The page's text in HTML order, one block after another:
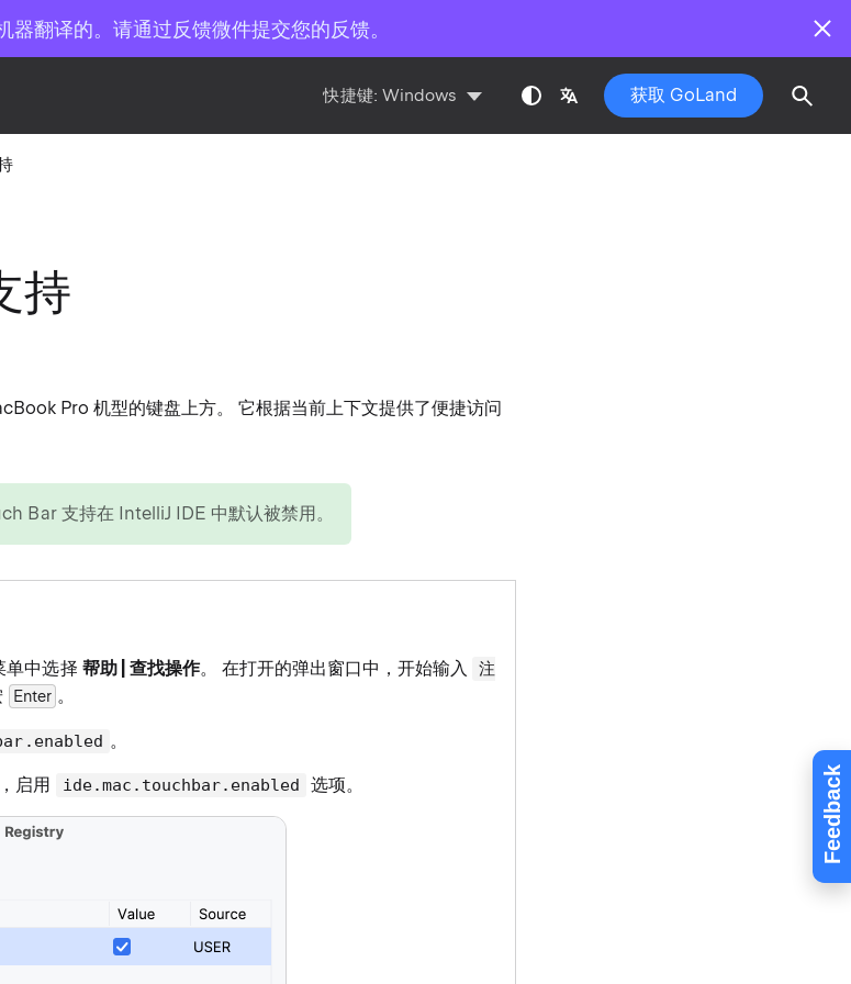
器翻译的。请通过反馈微件提交您的反馈。
Feedback
快捷键: Windows 获取 GoLand
持
Pro 机型的键盘上方。 它根据当前上下文提供了便捷访问
Bar 支持在 IntelliJ IDE 中默认被禁用。
单中选择 帮助 | 查找操作。 在打开的弹出窗口中，开始输入
注
Enter 。
。
启用 ide.mac.touchbar.enabled 选项。